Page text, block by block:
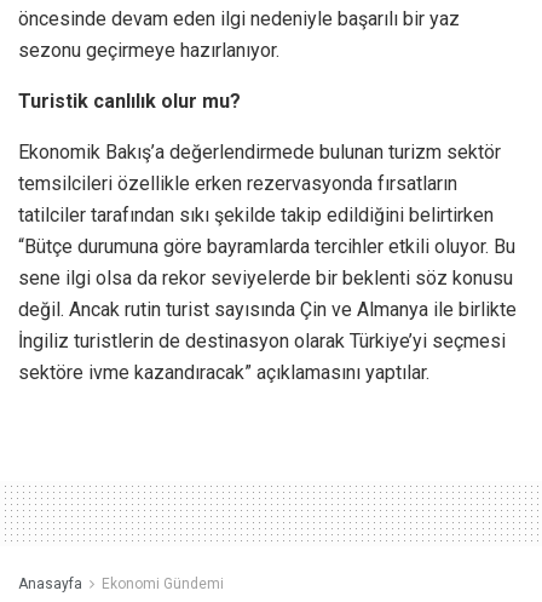
öncesinde devam eden ilgi nedeniyle başarılı bir yaz
sezonu geçirmeye hazırlanıyor.
Turistik canlılık olur mu?
Ekonomik Bakış’a değerlendirmede bulunan turizm sektör
temsilcileri özellikle erken rezervasyonda fırsatların
tatilciler tarafından sıkı şekilde takip edildiğini belirtirken
“Bütçe durumuna göre bayramlarda tercihler etkili oluyor. Bu
sene ilgi olsa da rekor seviyelerde bir beklenti söz konusu
değil. Ancak rutin turist sayısında Çin ve Almanya ile birlikte
İngiliz turistlerin de destinasyon olarak Türkiye’yi seçmesi
sektöre ivme kazandıracak” açıklamasını yaptılar.
Anasayfa Ekonomi Gündemi